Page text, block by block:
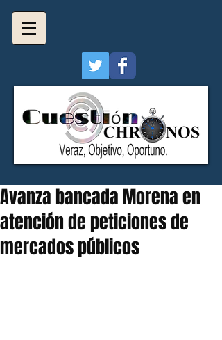
Avanza bancada Morena en
atención de peticiones de
mercados públicos